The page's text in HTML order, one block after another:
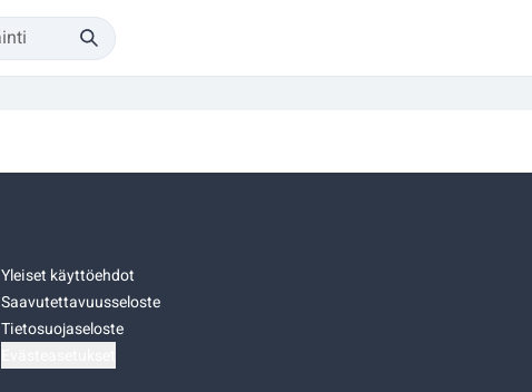
Yleiset käyttöehdot
Saavutettavuusseloste
Tietosuojaseloste